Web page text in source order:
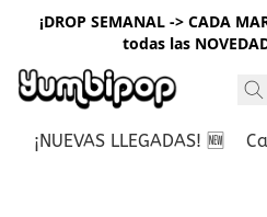
¡DROP SEMANAL -> CADA
todas las
¡NUEVAS LLEGADAS! 🆕